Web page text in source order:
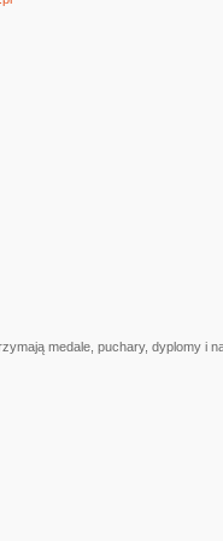
medale, puchary, dyplomy i